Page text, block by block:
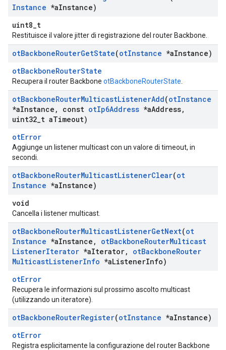
Instance *aInstance)
uint8_t
Restituisce il valore jitter di registrazione del router Backbone.
otBackboneRouterGetState(otInstance *aInstance)
otBackboneRouterState
Recupera il router Backbone otBackboneRouterState
otBackboneRouterMulticastListenerAdd(otInstance
*aInstance , const otIp6Address *aAddress,
uint32 t aTimeout)
otError
Aggiunge un listener multicast con un valore di timeout, in
secondi.
otBackboneRouterMulticastListenerClear(ot
Instance *aInstance)
void
Cancella i listener multicast.
otBackboneRouterMulticastListenerGetNext(ot
Instance *aInstance , otBackboneRouterMulticast
ListenerIterator *aIterator, otBackboneRouter
MulticastListenerInfo *aListenerInfo)
otError
Recupera le informazioni sul prossimo ascolto multicast
(utilizzando un iteratore).
otBackboneRouterRegister(otInstance *aInstance)
otError
Registra esplicitamente la configurazione del router Backbone